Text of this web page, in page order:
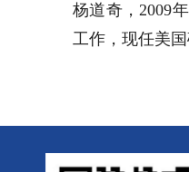
杨道奇，2009
工作，现任美